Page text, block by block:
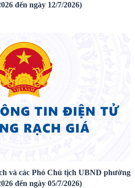
đến ngày 12/7/2026)
và các Phó Chủ tịch UBND phường
đến ngày 05/7/2026)